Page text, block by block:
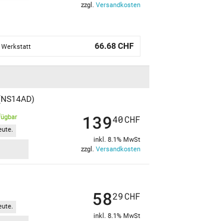
zzgl. Versandkosten
Werkstatt 66.68 CHF
13940CHF
inkl. 8.1% MwSt
zzgl. Versandkosten
5829CHF
inkl. 8.1% MwSt